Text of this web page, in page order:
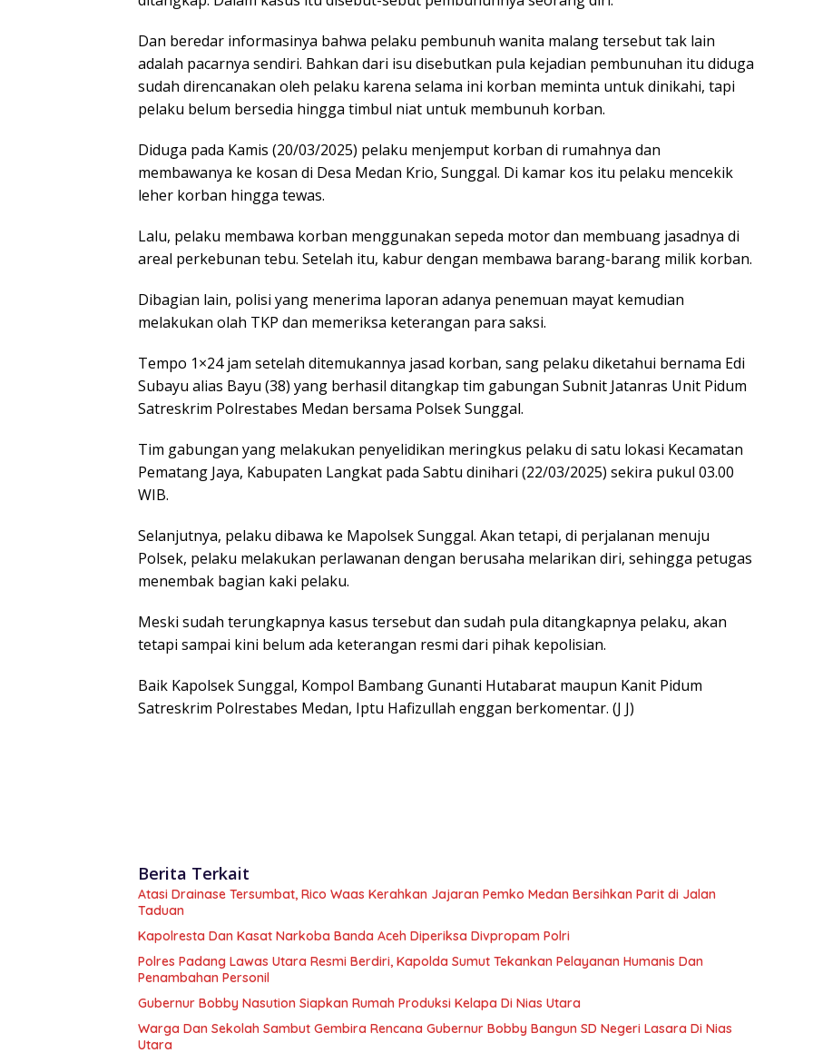
Dan beredar informasinya bahwa pelaku pembunuh wanita malang tersebut tak lain
adalah pacarnya sendiri. Bahkan dari isu disebutkan pula kejadian pembunuhan itu diduga
sudah direncanakan oleh pelaku karena selama ini korban meminta untuk dinikahi, tapi
pelaku belum bersedia hingga timbul niat untuk membunuh korban.
Diduga pada Kamis (20/03/2025) pelaku menjemput korban di rumahnya dan
membawanya ke kosan di Desa Medan Krio, Sunggal. Di kamar kos itu pelaku mencekik
leher korban hingga tewas.
Lalu, pelaku membawa korban menggunakan sepeda motor dan membuang jasadnya di
areal perkebunan tebu. Setelah itu, kabur dengan membawa barang-barang milik korban.
Dibagian lain, polisi yang menerima laporan adanya penemuan mayat kemudian
melakukan olah TKP dan memeriksa keterangan para saksi.
Tempo 1×24 jam setelah ditemukannya jasad korban, sang pelaku diketahui bernama Edi
Subayu alias Bayu (38) yang berhasil ditangkap tim gabungan Subnit Jatanras Unit Pidum
Satreskrim Polrestabes Medan bersama Polsek Sunggal.
Tim gabungan yang melakukan penyelidikan meringkus pelaku di satu lokasi Kecamatan
Pematang Jaya, Kabupaten Langkat pada Sabtu dinihari (22/03/2025) sekira pukul 03.00
WIB.
Selanjutnya, pelaku dibawa ke Mapolsek Sunggal. Akan tetapi, di perjalanan menuju
Polsek, pelaku melakukan perlawanan dengan berusaha melarikan diri, sehingga petugas
menembak bagian kaki pelaku.
Meski sudah terungkapnya kasus tersebut dan sudah pula ditangkapnya pelaku, akan
tetapi sampai kini belum ada keterangan resmi dari pihak kepolisian.
Baik Kapolsek Sunggal, Kompol Bambang Gunanti Hutabarat maupun Kanit Pidum
Satreskrim Polrestabes Medan, Iptu Hafizullah enggan berkomentar. (J J)
Berita Terkait
Atasi Drainase Tersumbat, Rico Waas Kerahkan Jajaran Pemko Medan Bersihkan Parit di Jalan
Taduan
Kapolresta Dan Kasat Narkoba Banda Aceh Diperiksa Divpropam Polri
Polres Padang Lawas Utara Resmi Berdiri, Kapolda Sumut Tekankan Pelayanan Humanis Dan
Penambahan Personil
Gubernur Bobby Nasution Siapkan Rumah Produksi Kelapa Di Nias Utara
Warga Dan Sekolah Sambut Gembira Rencana Gubernur Bobby Bangun SD Negeri Lasara Di Nias
Utara